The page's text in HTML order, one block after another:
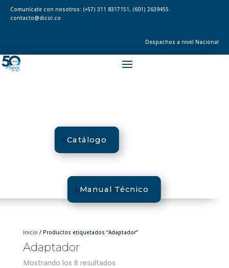
Comunícate con nosotros: (+57) 311 8317151, (601) 2639455.
contacto@dicol.co
Despachos a nivel Nacional
Catálogo
Manual Técnico
Inicio / Productos etiquetados “Adaptador”
Adaptador
Mostrando los 8 resultados